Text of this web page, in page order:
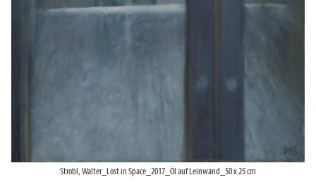
Strobl, Walter_Lost in Space_2017_Öl auf Leinwand_50 x 25 cm